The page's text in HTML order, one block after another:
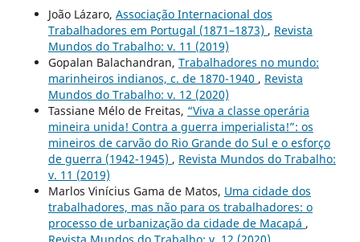
João Lázaro, Associação Internacional dos
Trabalhadores em Portugal (1871–1873) , Revista
Mundos do Trabalho: v. 11 (2019)
Gopalan Balachandran, Trabalhadores no mundo:
marinheiros indianos, c. de 1870-1940 , Revista
Mundos do Trabalho: v. 12 (2020)
Tassiane Mélo de Freitas, “Viva a classe operária
mineira unida! Contra a guerra imperialista!”: os
mineiros de carvão do Rio Grande do Sul e o esforço
de guerra (1942-1945) , Revista Mundos do Trabalho:
v. 11 (2019)
Marlos Vinícius Gama de Matos, Uma cidade dos
trabalhadores, mas não para os trabalhadores: o
processo de urbanização da cidade de Macapá ,
Revista Mundos do Trabalho: v. 12 (2020)